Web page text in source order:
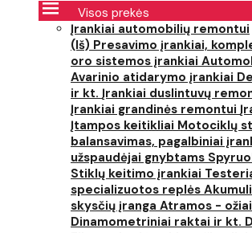
Visos prekės
Įrankiai automobilių remontui
(Iš) Presavimo įrankiai,
oro sistemos įrankiai
Avarinio atidarymo įrankiai
ir kt. Įrankiai duslintuvų
Įrankiai grandinės remontui
Įtampos keitikliai Motociklų
balansavimas, pagalbiniai
užspaudėjai gnybtams
Stiklų keitimo įrankiai
specializuotos replės
skysčių įranga Atramos -
Dinamometriniai raktai ir kt.